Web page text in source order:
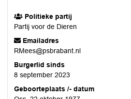
Politieke partij
Partij voor de Dieren
Emailadres
RMees@psbrabant.nl
Burgerlid sinds
8 september 2023
Geboorteplaats /- datum